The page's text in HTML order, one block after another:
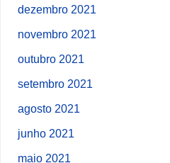
dezembro 2021
novembro 2021
outubro 2021
setembro 2021
agosto 2021
junho 2021
maio 2021